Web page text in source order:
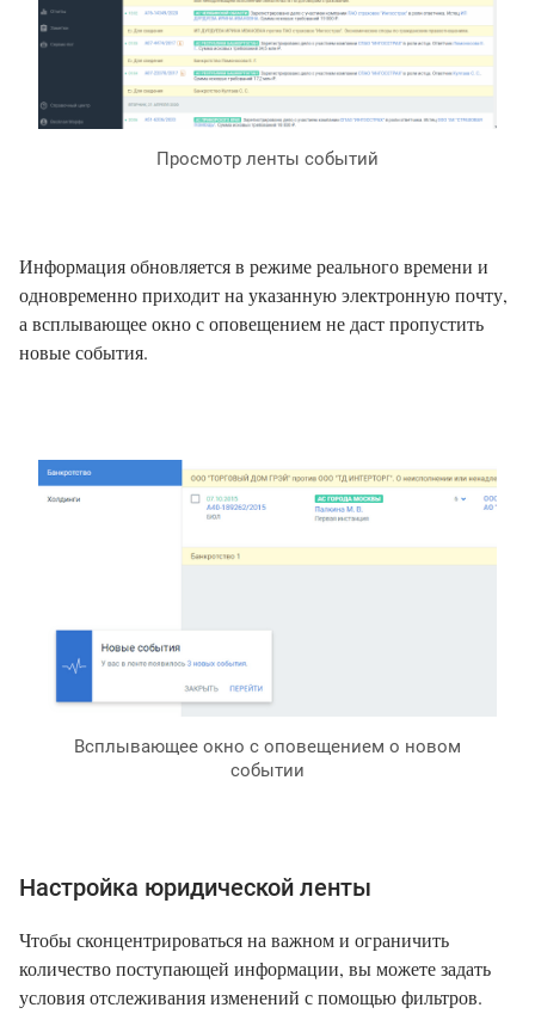
Просмотр ленты событий
Информация обновляется в режиме реального времени и
одновременно приходит на указанную электронную почту,
а всплывающее окно с оповещением не даст пропустить
новые события.
Всплывающее окно с оповещением о новом
событии
Настройка юридической ленты
Чтобы сконцентрироваться на важном и ограничить
количество поступающей информации, вы можете задать
условия отслеживания изменений с помощью фильтров.